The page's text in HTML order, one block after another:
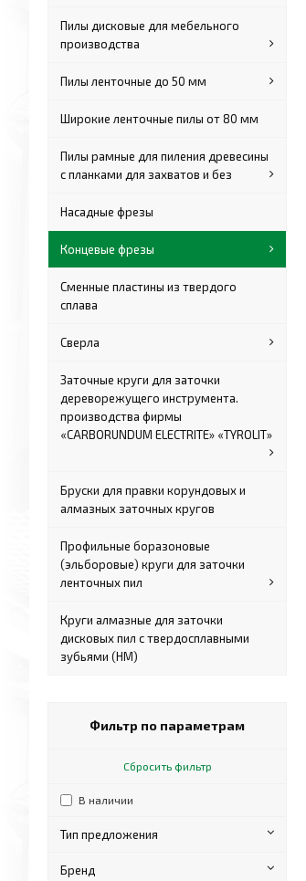
Пилы дисковые для мебельного
производства
Пилы ленточные до 50 мм
Широкие ленточные пилы от 80 мм
Пилы рамные для пиления древесины
с планками для захватов и без
Насадные фрезы
Концевые фрезы
Сменные пластины из твердого
сплава
Сверла
Заточные круги для заточки
дереворежущего инструмента.
производства фирмы
«CARBORUNDUM ELECTRITE» «TYROLIT»
Бруски для правки корундовых и
алмазных заточных кругов
Профильные боразоновые
(эльборовые) круги для заточки
ленточных пил
Круги алмазные для заточки
дисковых пил с твердосплавными
зубьями (HM)
Фильтр по параметрам
Сбросить фильтр
В наличии
Тип предложения
Бренд